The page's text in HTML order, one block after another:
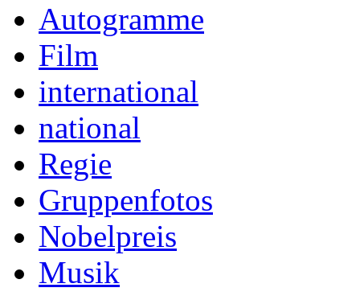
Autogramme
Film
international
national
Regie
Gruppenfotos
Nobelpreis
Musik